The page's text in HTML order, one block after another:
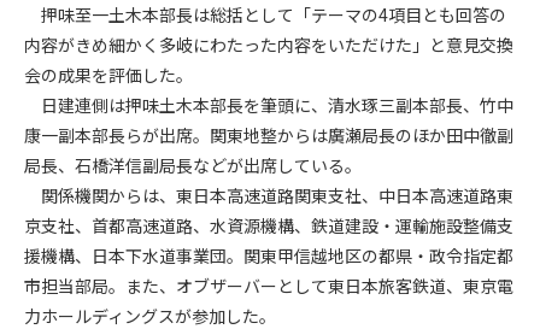
押味至一土木本部長は総括として「テーマの4項目とも回答の
内容がきめ細かく多岐にわたった内容をいただけた」と意見交換
会の成果を評価した。
日建連側は押味土木本部長を筆頭に、清水琢三副本部長、竹中
康一副本部長らが出席。関東地整からは廣瀬局長のほか田中徹副
局長、石橋洋信副局長などが出席している。
関係機関からは、東日本高速道路関東支社、中日本高速道路東
京支社、首都高速道路、水資源機構、鉄道建設・運輸施設整備支
援機構、日本下水道事業団。関東甲信越地区の都県・政令指定都
市担当部局。また、オブザーバーとして東日本旅客鉄道、東京電
力ホールディングスが参加した。
第5条（IDおよびパスワードの管理）
1. 会員は申込の際に管理者が発行したIDおよびパスワードの使
用および管理について責任を負うものとします。
2. 会員は、自己のIDおよびパスワードを、貸与、譲渡、売買、
その他形態を問わず、第三者に利用させることはできませ
ん。
3. 会員は、IDおよびパスワードの管理不十分、使用上の過誤、
第三者（他の会員を含む）の使用等による損害について責任
を負うものとし、管理者は一切責任を負いません。
第6条（会員の禁止事項）